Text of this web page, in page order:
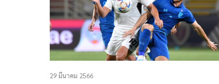
29 มีนาคม 2566